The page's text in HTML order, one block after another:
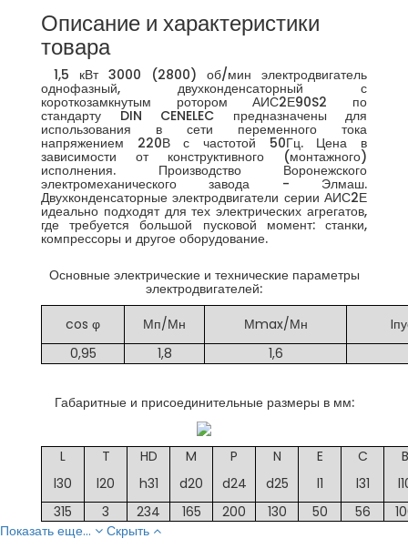
Описание и характеристики
товара
1,5 кВт 3000 (2800) об/мин электродвигатель
однофазный, двухконденсаторный с
короткозамкнутым ротором АИС2Е90S2 по
стандарту DIN CENELEC предназначены для
использования в сети переменного тока
напряжением 220В с частотой 50Гц. Цена в
зависимости от конструктивного (монтажного)
исполнения. Производство Воронежского
электромеханического завода - Элмаш.
Двухконденсаторные электродвигатели серии АИС2Е
идеально подходят для тех электрических агрегатов,
где требуется большой пусковой момент: станки,
компрессоры и другое оборудование.
Основные электрические и технические параметры
электродвигателей:
cos φ
Мп/Мн Мmax/Мн
0,95
1,8 1,6
Габаритные и присоединительные размеры в мм:
L
l30
T
l20
HD
h31
M
d20
P
d24
N
d25
E
l1
C
l31
B
315
3 234 165 200 130 50 56
Показать еще...
Скрыть